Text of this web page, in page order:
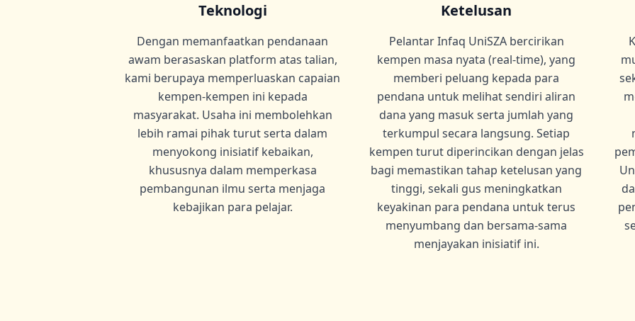
Teknologi
Dengan memanfaatkan pendanaan
awam berasaskan platform atas talian,
kami berupaya memperluaskan capaian
kempen-kempen ini kepada
masyarakat. Usaha ini membolehkan
lebih ramai pihak turut serta dalam
menyokong inisiatif kebaikan,
khususnya dalam memperkasa
pembangunan ilmu serta menjaga
kebajikan para pelajar.
Ketelusan
Pelantar Infaq UniSZA bercirikan
kempen masa nyata (real-time), yang
memberi peluang kepada para
pendana untuk melihat sendiri aliran
dana yang masuk serta jumlah yang
terkumpul secara langsung. Setiap
kempen turut diperincikan dengan jelas
bagi memastikan tahap ketelusan yang
tinggi, sekali gus meningkatkan
keyakinan para pendana untuk terus
menyumbang dan bersama-sama
menjayakan inisiatif ini.